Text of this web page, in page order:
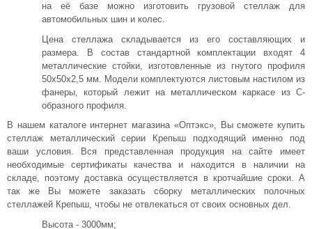
на её базе можно изготовить грузовой стеллаж для
автомобильных шин и колес.
Цена стеллажа складывается из его составляющих и
размера. В состав стандартной комплектации входят 4
металлические стойки, изготовленные из гнутого профиля
50х50х2,5 мм. Модели комплектуются листовым настилом из
фанеры, который лежит на металлическом каркасе из С-
образного профиля.
В нашем каталоге интернет магазина «Оптэкс», Вы сможете купить
стеллаж металлический серии Крепыш подходящий именно под
ваши условия. Вся представленная продукция на сайте имеет
необходимые сертификаты качества и находится в наличии на
складе, поэтому доставка осуществляется в кротчайшие сроки. А
так же Вы можете заказать сборку металлических полочных
стеллажей Крепыш, чтобы не отвлекаться от своих основных дел.
Высота - 3000мм;